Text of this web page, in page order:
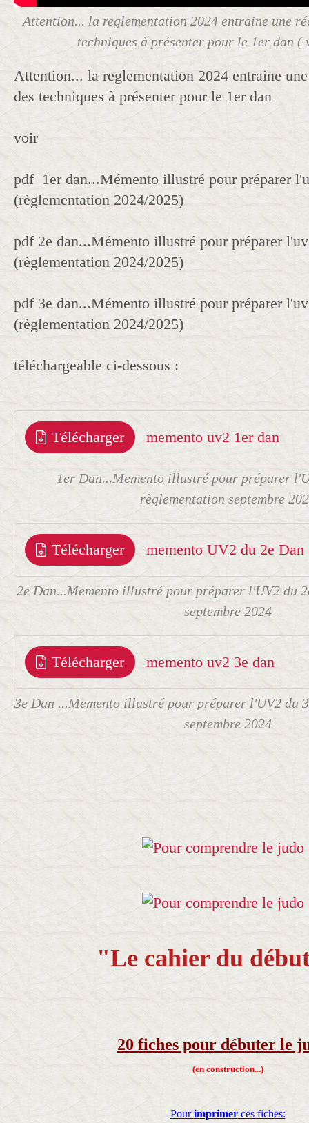
Attention... la reglementation 2024 entraine une
techniques à présenter pour le 1er dan (
Attention... la reglementation 2024 entraine
des techniques à présenter pour le 1er dan
voir
pdf 1er dan...Mémento illustré pour préparer
(règlementation 2024/2025)
pdf 2e dan...Mémento illustré pour préparer
(règlementation 2024/2025)
pdf 3e dan...Mémento illustré pour préparer
(règlementation 2024/2025)
téléchargeable ci-dessous :
Télécharger memento uv2 1er dan
1er Dan...Memento illustré pour préparer
règlementation septembre
Télécharger memento UV2 du 2e Dan
2e Dan...Memento illustré pour préparer l'UV2 du
septembre 2024
Télécharger memento uv2 3e dan
3e Dan ...Memento illustré pour préparer l'UV2 du
septembre 2024
"Le cahier du
20 fiches pour débuter le
(en construction...)
Pourimprimerces fiches: